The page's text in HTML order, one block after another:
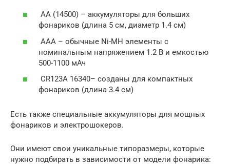
АА (14500) – аккумуляторы для больших
фонариков (длина 5 см, диаметр 1.4 см)
ААА – обычные Ni-MH элементы с
номинальным напряжением 1.2 В и емкостью
500-1100 мАч
CR123A 16340– созданы для компактных
фонариков (длина 3.4 см)
Есть также специальные аккумуляторы для мощных
фонариков и электрошокеров.
Они имеют свои уникальные типоразмеры, которые
нужно подбирать в зависимости от модели фонарика: